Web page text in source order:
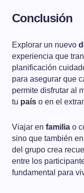
Conclusión
Explorar un nuevo
experiencia que
planificación
para asegurar que
permite disfrutar al
tu país o en el
Viajar en familia o
sino que también
del grupo crea
entre los
fundamental para